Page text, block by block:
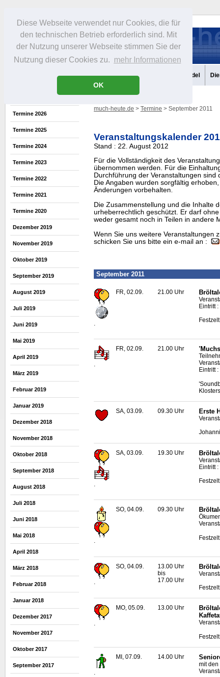
Diese Webseite verwendet nur Cookies, die für
den technischen Betrieb erforderlich sind. Mit
der Nutzung unserer Webseite stimmen Sie der
Nutzung dieser Cookies zu. mehr Informationen
OK
Portrait Infos Freizeit Gastronomie Handel
Termine 2026
Termine 2025
Termine 2024
Termine 2023
Termine 2022
Termine 2021
Termine 2020
Dezember 2019
November 2019
Oktober 2019
September 2019
August 2019
Juli 2019
Juni 2019
Mai 2019
April 2019
März 2019
Februar 2019
Januar 2019
Dezember 2018
November 2018
Oktober 2018
September 2018
August 2018
Juli 2018
Juni 2018
Mai 2018
April 2018
März 2018
Februar 2018
Januar 2018
Dezember 2017
November 2017
Oktober 2017
September 2017
much-heute.de > Termine > September 2011
Veranstaltungskalender
Stand : 22. August 2012
Für die Vollständigkeit des
übernommen werden. Für die
Durchführung der Veranstaltungen sind
Die Angaben wurden sorgfältig
Änderungen vorbehalten.
Die Zusammenstellung und die Inhalte
urheberrechtlich geschützt. Er darf
weder gesamt noch in Teilen in andere
Wenn Sie uns weitere Veranstaltungen
schicken Sie uns bitte ein e-mail an :
September 2011
FR, 02.09. 21.00 Uhr
Eintritt
.
FR, 02.09. 21.00 Uhr
Eintritt
SA, 03.09. 09.30 Uhr Erste
SA, 03.09. 19.30 Uhr
Eintritt
.
SO, 04.09. 09.30 Uhr
SO, 04.09.
13.00 Uhr
bis
17.00 Uhr
.
MO, 05.09. 13.00 Uhr
.
MI, 07.09. 14.00 Uhr
mit den